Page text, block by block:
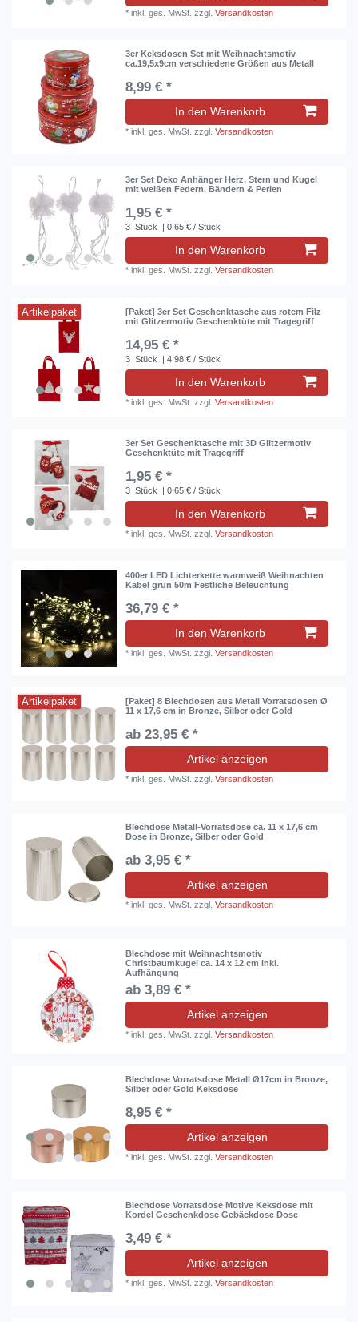
*inkl. ges. MwSt. zzgl.Versandkosten
3er Keksdosen Set mit Weihnachtsmotiv
ca.19,5x9cm verschiedene Größen aus Metall
8,99 € *
In den Warenkorb
*inkl. ges. MwSt. zzgl.Versandkosten
3er Set Deko Anhänger Herz, Stern und Kugel
mit weißen Federn, Bändern & Perlen
1,95 € *
3 Stück | 0,65 € / Stück
In den Warenkorb
*inkl. ges. MwSt. zzgl.Versandkosten
Artikelpaket
[Paket] 3er Set Geschenktasche aus rotem Filz
mit Glitzermotiv Geschenktüte mit Tragegriff
14,95 € *
3 Stück | 4,98 € / Stück
In den Warenkorb
*inkl. ges. MwSt. zzgl.Versandkosten
3er Set Geschenktasche mit 3D Glitzermotiv
Geschenktüte mit Tragegriff
1,95 € *
3 Stück | 0,65 € / Stück
In den Warenkorb
*inkl. ges. MwSt. zzgl.Versandkosten
400er LED Lichterkette warmweiß Weihnachten
Kabel grün 50m Festliche Beleuchtung
36,79 € *
In den Warenkorb
*inkl. ges. MwSt. zzgl.Versandkosten
Artikelpaket
[Paket] 8 Blechdosen aus Metall Vorratsdosen Ø
11 x 17,6 cm in Bronze, Silber oder Gold
ab 23,95 € *
Artikel anzeigen
*inkl. ges. MwSt. zzgl.Versandkosten
Blechdose Metall-Vorratsdose ca. 11 x 17,6 cm
Dose in Bronze, Silber oder Gold
ab 3,95 € *
Artikel anzeigen
*inkl. ges. MwSt. zzgl.Versandkosten
Blechdose mit Weihnachtsmotiv
Christbaumkugel ca. 14 x 12 cm inkl.
Aufhängung
ab 3,89 € *
Artikel anzeigen
*inkl. ges. MwSt. zzgl.Versandkosten
Blechdose Vorratsdose Metall Ø17cm in Bronze,
Silber oder Gold Keksdose
8,95 € *
Artikel anzeigen
*inkl. ges. MwSt. zzgl.Versandkosten
Blechdose Vorratsdose Motive Keksdose mit
Kordel Geschenkdose Gebäckdose Dose
3,49 € *
Artikel anzeigen
*inkl. ges. MwSt. zzgl.Versandkosten